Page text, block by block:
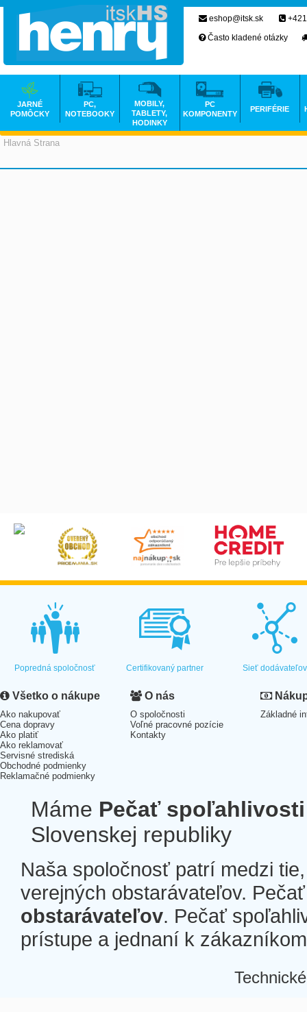
Hlavná Strana
eshop@itsk.sk
Často kladené otázky
JARNÉ
POMÔCKY
PC,
NOTEBOOKY
MOBILY,
TABLETY,
HODINKY
PC
KOMPONENTY
PERIFÉRIE
Popredná spoločnosť Certifikovaný partner Sieť dodávateľov
Všetko o nákupe
Ako nakupovať
Cena dopravy
Ako platiť
Ako reklamovať
Servisné strediská
Obchodné podmienky
Reklamačné podmienky
O nás
O spoločnosti
Voľné pracovné pozície
Kontakty
Základné
Máme Pečať spoľahlivosti
Slovenskej republiky
Naša spoločnosť patrí medzi
verejných obstarávateľov.
obstarávateľov. Pečať
prístupe a jednaní k